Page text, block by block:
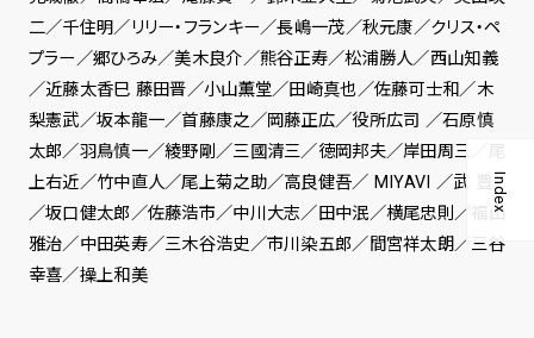
Index
二／千住明／リリー・フランキー／長嶋一茂／秋元康／クリス・ペ
プラー／郷ひろみ／美木良介／熊谷正寿／松浦勝人／西山知義
／近藤太香巳 藤田晋／小山薫堂／田崎真也／佐藤可士和／木
梨憲武／坂本龍一／首藤康之／岡藤正広／役所広司 ／石原慎
太郎／羽鳥慎一／綾野剛／三國清三／徳岡邦夫／岸田周三／尾
上右近／竹中直人／尾上菊之助／高良健吾／ MIYAVI ／武 豊
／坂口健太郎／佐藤浩市／中川大志／田中泯／横尾忠則／福山
雅治／中田英寿／三木谷浩史／市川染五郎／間宮祥太朗／三谷
幸喜／操上和美